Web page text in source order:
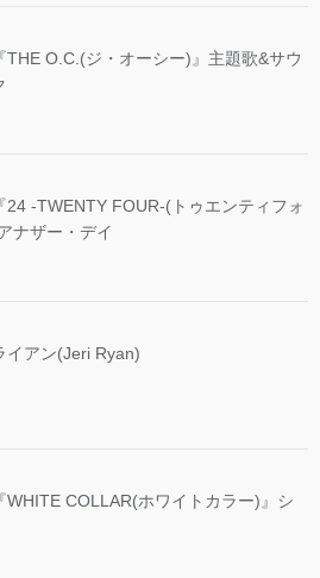
THE O.C.(ジ・オーシー)』主題歌&サウ
24 -TWENTY FOUR-(トゥエンティフォ
ナザー・デイ
イアン(Jeri Ryan)
WHITE COLLAR(ホワイトカラー)』シ